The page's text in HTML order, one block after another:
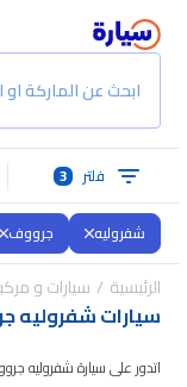
ابحث عن الماركة او
فلتر 3
شفروليه جرووف
الرئيسية سيارات و
سيارات شفروليه جرووف 2025